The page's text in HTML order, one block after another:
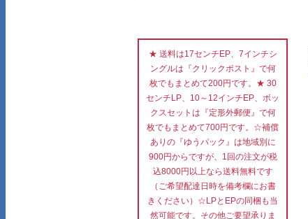
★ 送料は17センチEP、7インチシ
ングルは『クリックポスト』で何
枚でもまとめて200円です。★ 30
センチLP、10～12インチEP、ボッ
クスセットは『定形外郵便』で何
枚でもまとめて700円です。☆補償
ありの『ゆうパック』は地域別に
900円からですが、1回の注文が税
込8000円以上なら送料無料です
（ご希望配達日時を備考欄にお書
きください）☆LPとEPの同梱も当
然可能です。その他ご要望承りま